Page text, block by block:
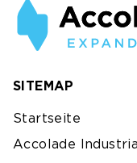
SITEMAP
Startseite
Accolade